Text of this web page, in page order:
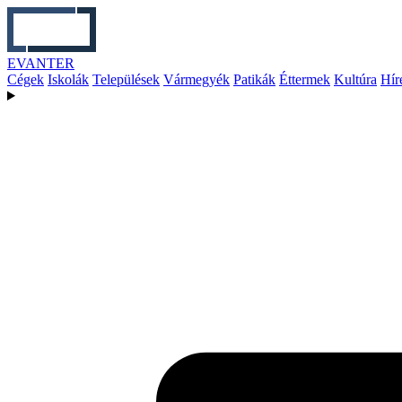
EVANTER
Cégek Iskolák Települések Vármegyék Patikák Éttermek Kultúra